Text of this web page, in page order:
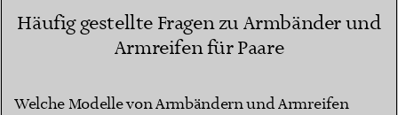
Häufig gestellte Fragen zu Armbänder und
Armreifen für Paare
Welche Modelle von Armbändern und Armreifen